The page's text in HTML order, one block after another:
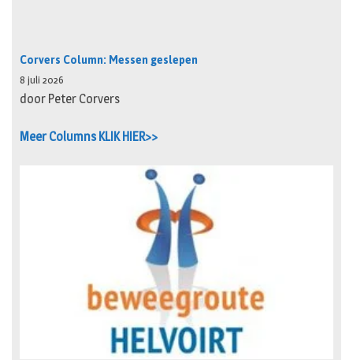
Corvers Column: Messen geslepen
8 juli 2026
door Peter Corvers
Meer Columns KLIK HIER>>